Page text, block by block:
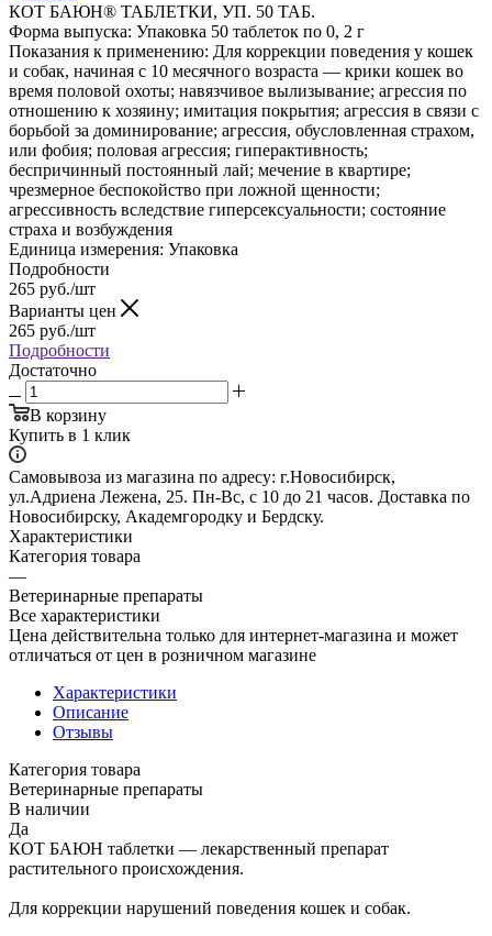
КОТ БАЮН® ТАБЛЕТКИ, УП. 50 ТАБ.
Форма выпуска: Упаковка 50 таблеток по 0, 2 г
Показания к применению: Для коррекции поведения у кошек
и собак, начиная с 10 месячного возраста — крики кошек во
время половой охоты; навязчивое вылизывание; агрессия по
отношению к хозяину; имитация покрытия; агрессия в связи с
борьбой за доминирование; агрессия, обусловленная страхом,
или фобия; половая агрессия; гиперактивность;
беспричинный постоянный лай; мечение в квартире;
чрезмерное беспокойство при ложной щенности;
агрессивность вследствие гиперсексуальности; состояние
страха и возбуждения
Единица измерения: Упаковка
Подробности
265 руб./шт
Варианты цен
265 руб./шт
Подробности
Достаточно
В корзину
Купить в 1 клик
Самовывоза из магазина по адресу: г.Новосибирск,
ул.Адриена Лежена, 25. Пн-Вс, с 10 до 21 часов. Доставка по
Новосибирску, Академгородку и Бердску.
Характеристики
Категория товара
—
Ветеринарные препараты
Все характеристики
Цена действительна только для интернет-магазина и может
отличаться от цен в розничном магазине
Характеристики
Описание
Отзывы
Категория товара
Ветеринарные препараты
В наличии
Да
КОТ БАЮН таблетки — лекарственный препарат
растительного происхождения.
Для коррекции нарушений поведения кошек и собак.